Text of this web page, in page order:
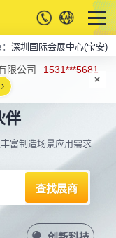
深圳国际会展中心(宝安)
限公司 1531***5681
伴
富制造场景应用需求